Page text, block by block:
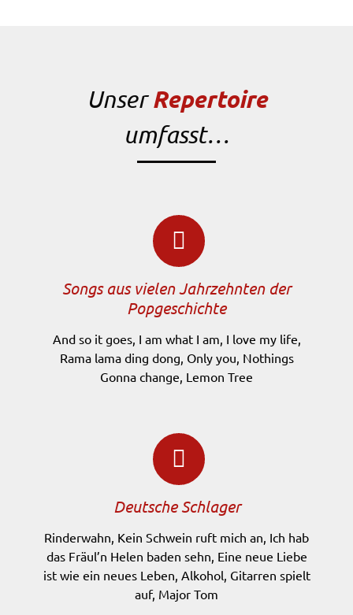
UnserRepertoire
umfasst…
Songs aus vielen Jahrzehnten der
Popgeschichte
And so it goes, I am what I am, I love my life,
Rama lama ding dong, Only you, Nothings
Gonna change, Lemon Tree
Deutsche Schlager
Rinderwahn, Kein Schwein ruft mich an, Ich hab
das Fräul’n Helen baden sehn, Eine neue Liebe
ist wie ein neues Leben, Alkohol, Gitarren spielt
auf, Major Tom